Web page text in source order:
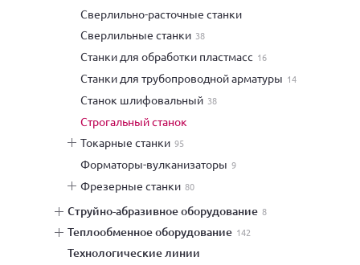
сверлильно-расточные станки
сверлильные станки 38
станки для обработки пластмасс 16
станки для трубопроводной арматуры 14
станок шлифовальный 38
строгальный станок
токарные станки 95
форматоры-вулканизаторы 9
фрезерные станки 80
струйно-абразивное оборудование 8
теплообменное оборудование 142
технологические линии